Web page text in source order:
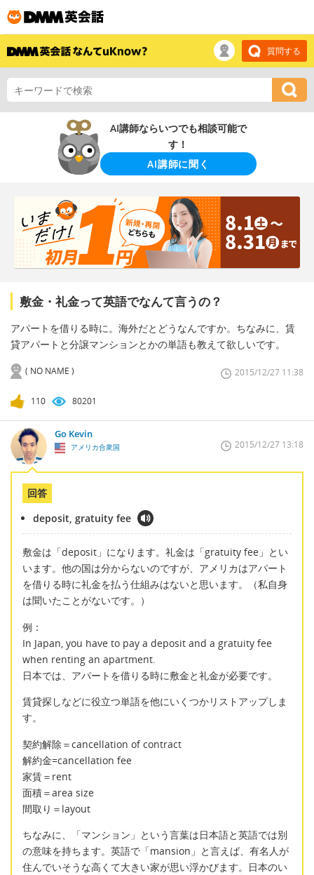
質問する
AI講師ならいつでも相談可能で
す！
AI講師に聞く
敷金・礼金って英語でなんて言うの？
アパートを借りる時に。海外だとどうなんですか。ちなみに、賃
貸アパートと分譲マンションとかの単語も教えて欲しいです。
( NO NAME ) 2015/12/27 11:38
110 80201
Go Kevin
アメリカ合衆国 2015/12/27 13:18
回答
deposit, gratuity fee
敷金は「deposit」になります。礼金は「gratuity fee」とい
います。他の国は分からないのですが、アメリカはアパート
を借りる時に礼金を払う仕組みはないと思います。（私自身
は聞いたことがないです。）
例：
In Japan, you have to pay a deposit and a gratuity fee
when renting an apartment.
日本では、アパートを借りる時に敷金と礼金が必要です。
賃貸探しなどに役立つ単語を他にいくつかリストアップしま
す。
契約解除＝cancellation of contract
解約金=cancellation fee
家賃＝rent
面積＝area size
間取り＝layout
ちなみに、「マンション」という言葉は日本語と英語では別
の意味を持ちます。英語で「mansion」と言えば、有名人が
住んでいそうな高くて大きい家が思い浮かびます。日本のい